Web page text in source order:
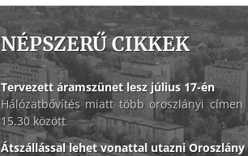
NÉPSZERŰ CIKKEK
Tervezett áramszünet lesz július 17-én
Hálózatbővítés miatt több oroszlányi
15.30 között
Átszállással lehet vonattal utazni